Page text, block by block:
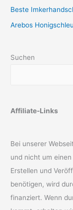
Beste
Arebos
Suchen
Affiliate-Links
Bei unserer
und nicht um
Erstellen und
benötigen, wird
finanziert. Wenn